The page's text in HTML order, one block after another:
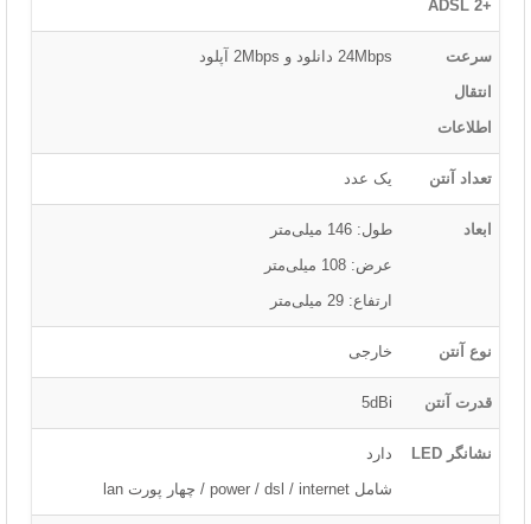
+ADSL 2
سرعت
انتقال
اطلاعات
24Mbps دانلود و 2Mbps آپلود
تعداد آنتن یک عدد
ابعاد
طول: 146 میلی‌متر
عرض: 108 میلی‌متر
ارتفاع: 29 میلی‌متر
نوع آنتن خارجی
قدرت آنتن 5dBi
نشانگر LED
دارد
شامل power / dsl / internet / چهار پورت lan